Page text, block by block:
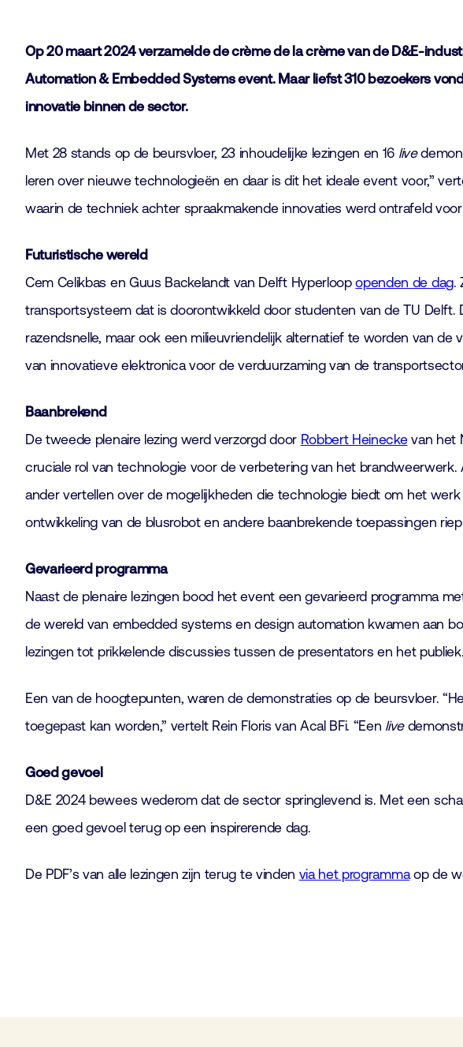
Op 20 maart 2024 verzamelde de crème de la crème van de D&E-
Automation & Embedded Systems event. Maar liefst 310 bezoekers
innovatie binnen de sector.
Met 28 stands op de beursvloer, 23 inhoudelijke lezingen en 16 live
leren over nieuwe technologieën en daar is dit het ideale event voor,”
waarin de techniek achter spraakmakende innovaties werd ontrafeld
Futuristische wereld
Cem Celikbas en Guus Backelandt van Delft Hyperloopopenden de dag.
transportsysteem dat is doorontwikkeld door studenten van de TU
razendsnelle, maar ook een milieuvriendelijk alternatief te worden van
van innovatieve elektronica voor de verduurzaming van de
Baanbrekend
De tweede plenaire lezing werd verzorgd door Robbert Heineckevan het
cruciale rol van technologie voor de verbetering van het
ander vertellen over de mogelijkheden die technologie biedt om het
ontwikkeling van de blusrobot en andere baanbrekende toepassingen
Gevarieerd programma
Naast de plenaire lezingen bood het event een gevarieerd programma
de wereld van embedded systems en design automation kwamen aan
lezingen tot prikkelende discussies tussen de presentators en het publiek.
Een van de hoogtepunten, waren de demonstraties op de beursvloer.
toegepast kan worden,” vertelt Rein Floris van Acal BFi. “Een live
Goed gevoel
D&E 2024 bewees wederom dat de sector springlevend is. Met een
een goed gevoel terug op een inspirerende dag.
De PDF’s van alle lezingen zijn terug te vinden via het programmaop de